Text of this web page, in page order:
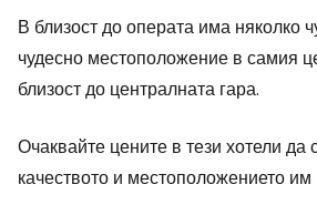
В близост до операта има няколко
чудесно местоположение в самия
близост до централната гара.
Очаквайте цените в тези хотели да
качеството и местоположението им